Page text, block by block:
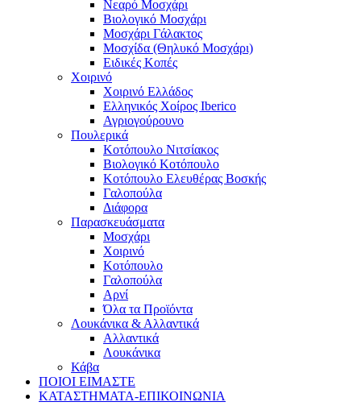
Νεαρό Μοσχάρι
Βιολογικό Μοσχάρι
Μοσχάρι Γάλακτος
Μοσχίδα (Θηλυκό Μοσχάρι)
Ειδικές Κοπές
Χοιρινό
Χοιρινό Ελλάδος
Ελληνικός Χοίρος Iberico
Αγριογούρουνο
Πουλερικά
Κοτόπουλο Νιτσίακος
Βιολογικό Κοτόπουλο
Κοτόπουλο Ελευθέρας Βοσκής
Γαλοπούλα
Διάφορα
Παρασκευάσματα
Μοσχάρι
Χοιρινό
Κοτόπουλο
Γαλοπούλα
Αρνί
Όλα τα Προϊόντα
Λουκάνικα & Αλλαντικά
Αλλαντικά
Λουκάνικα
Κάβα
ΠΟΙΟΙ ΕΙΜΑΣΤΕ
ΚΑΤΑΣΤΗΜΑΤΑ-ΕΠΙΚΟΙΝΩΝΙΑ